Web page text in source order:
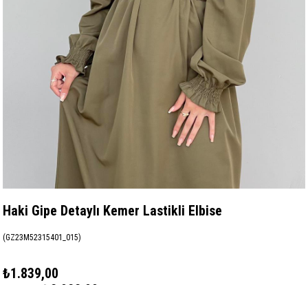
Haki Gipe Detaylı Kemer Lastikli Elbise
(GZ23M52315401_015)
₺1.839,00